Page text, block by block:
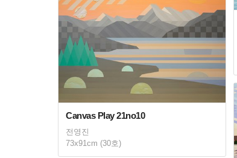
Canvas Play 21no10
전영진
73x91cm (30호)